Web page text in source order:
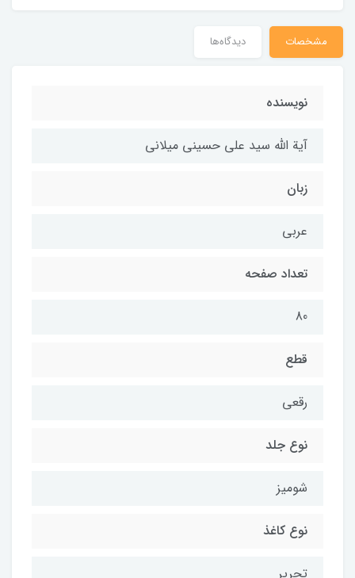
مشخصات دیدگاه‌ها
نویسنده
آیة الله سید علی حسینی میلانی
زبان
عربی
تعداد صفحه
80
قطع
رقعی
نوع جلد
شومیز
نوع کاغذ
تحریر